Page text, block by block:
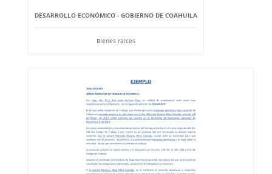
DESARROLLO ECONÓMICO - GOBIERNO DE COAHUILA
Bienes raíces